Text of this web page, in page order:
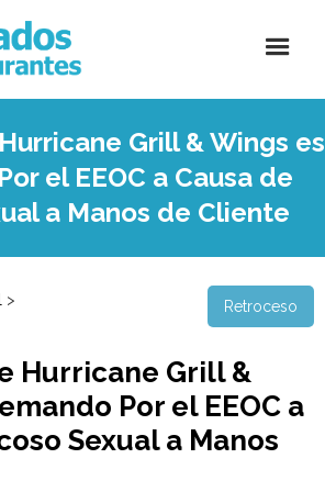
Grill & Wings es
el EEOC a Causa de
a Manos de Cliente
>
Retroceso
Hurricane Grill &
Por el EEOC a
Sexual a Manos